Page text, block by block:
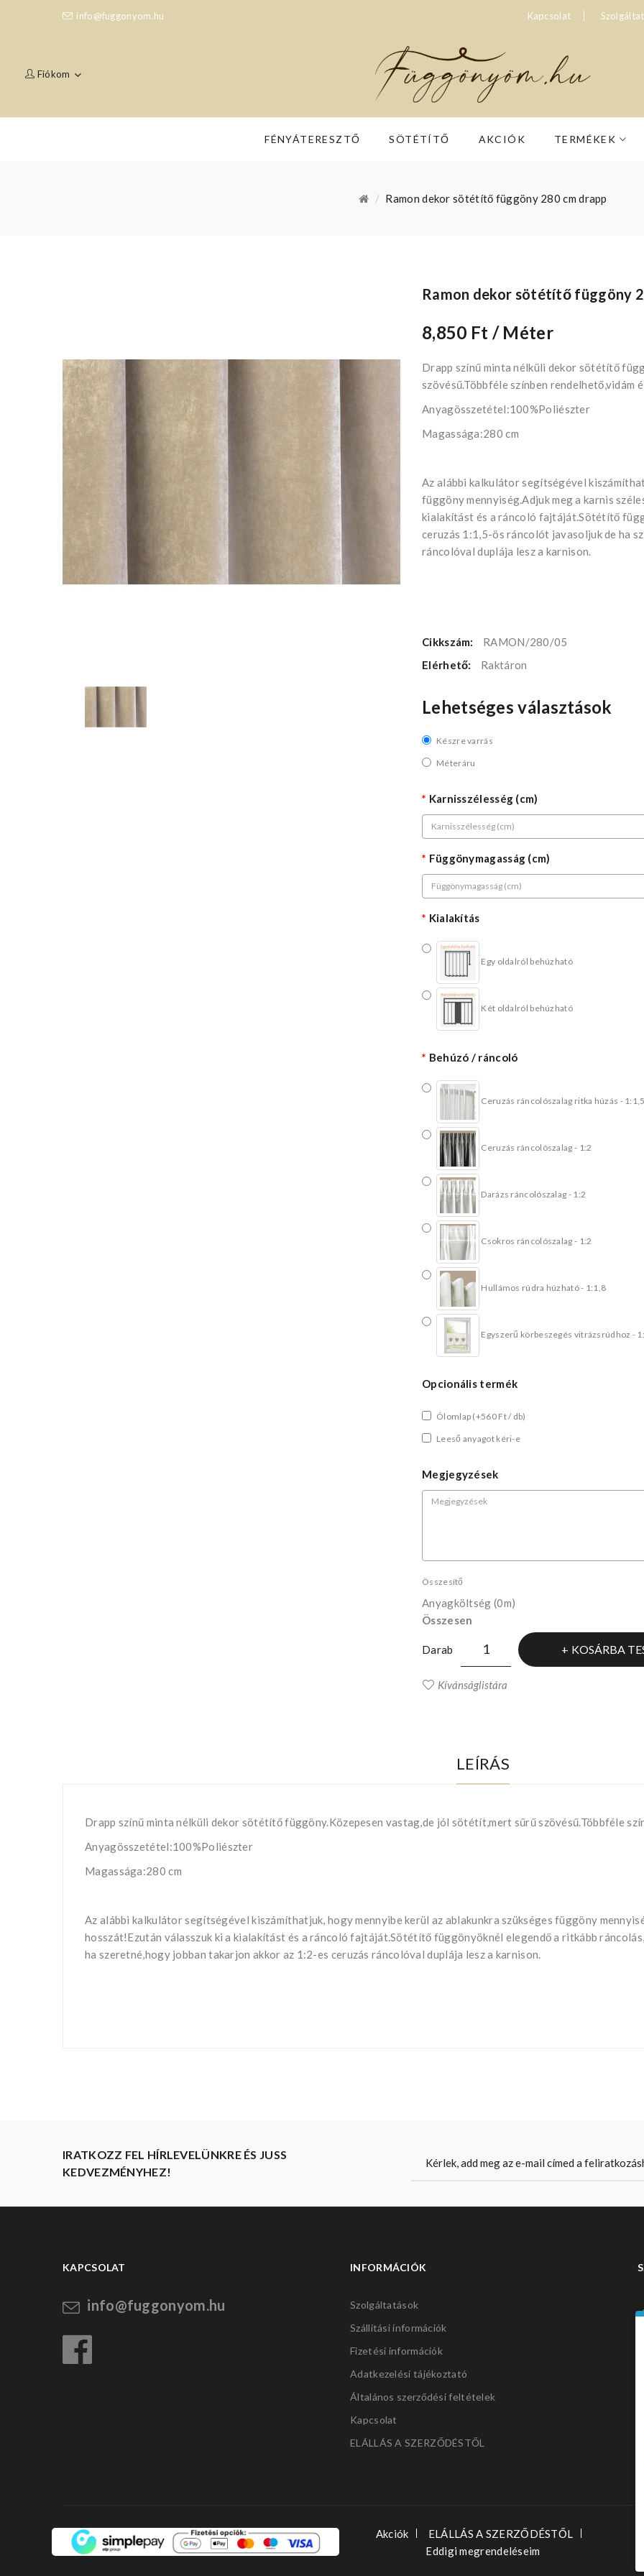
info@fuggonyom.hu Kapcsolat
Fiókom
FÉNYÁTERESZTŐ SÖTÉTÍTŐ AKCIÓK TERMÉKEK
Ramon dekor sötétítő függöny 280 cm drapp
Ramon dekor sötétítő függöny
8,850 Ft / Méter
Drapp színű minta nélküli dekor sötétítő
szövésű.Többféle színben rendelhető,vidám
Anyagösszetétel:100%Poliészter
Magassága:280 cm
Az alábbi kalkulátor segítségével
függöny mennyiség.Adjuk meg a karnis
kialakítást és a ráncoló fajtáját.Sötétítő
ceruzás 1:1,5-ös ráncolót javasoljuk de ha
ráncolóval duplája lesz a karnison.
Cikkszám:
RAMON/280/05
Elérhető:
Raktáron
Lehetséges választások
Készre varrás
Méteráru
Karnisszélesség (cm)
Függönymagasság (cm)
Kialakítás
Egy oldalról behúzható
Két oldalról behúzható
Behúzó / ráncoló
Ceruzás ráncolószalag ritka húzás - 1:1,5
Ceruzás ráncolószalag - 1:2
Darázs ráncolószalag - 1:2
Csokros ráncolószalag - 1:2
Hullámos rúdra húzható - 1:1,8
Egyszerű körbeszegés vitrázsrúdhoz -
Opcionális termék
Ólomlap (+560 Ft / db)
Leeső anyagot kéri-e
Megjegyzések
Összesítő
Anyagköltség (0m)
Összesen
Darab KOSÁRBA
Kívánságlistára
LEÍRÁS
Drapp színű minta nélküli dekor sötétítő függöny.Közepesen vastag,de jól sötétít,mert sűrű szövésű.Többféle
Anyagösszetétel:100%Poliészter
Magassága:280 cm
Az alábbi kalkulátor segítségével kiszámíthatjuk, hogy mennyibe kerül az ablakunkra szükséges függöny
hosszát!Ezután válasszuk ki a kialakítást és a ráncoló fajtáját.Sötétítő függönyöknél elegendő a ritkább
ha szeretné,hogy jobban takarjon akkor az 1:2-es ceruzás ráncolóval duplája lesz a karnison.
IRATKOZZ FEL HÍRLEVELÜNKRE ÉS JUSS
KEDVEZMÉNYHEZ!
KAPCSOLAT
info@fuggonyom.hu
INFORMÁCIÓK
Szolgáltatások
Szállítási információk
Fizetési információk
Adatkezelési tájékoztató
Általános szerződési feltételek
Kapcsolat
ELÁLLÁS A SZERZŐDÉSTŐL
Akciók
ELÁLLÁS A SZERZŐDÉSTŐL
Eddigi megrendeléseim